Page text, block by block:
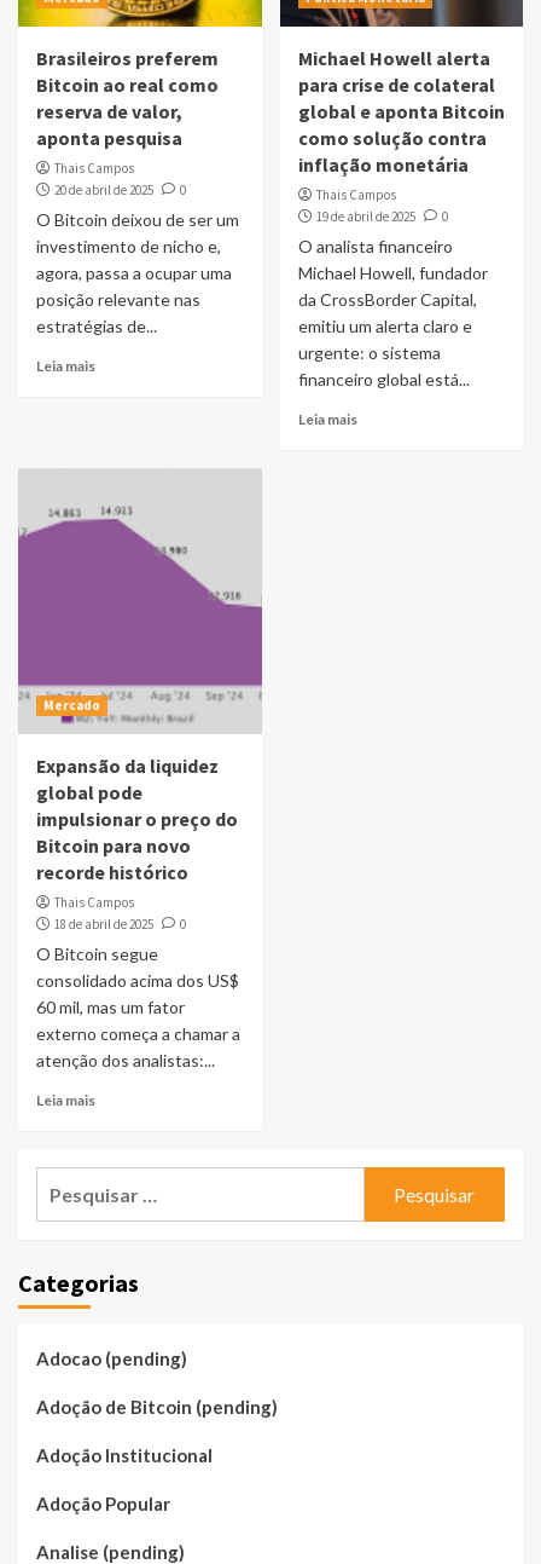
Brasileiros preferem
Bitcoin ao real como
reserva de valor,
aponta pesquisa
Thais Campos
20 de abril de 2025
0
O Bitcoin deixou de ser um
investimento de nicho e,
agora, passa a ocupar uma
posição relevante nas
estratégias de...
Leia mais
Michael Howell alerta
para crise de colateral
global e aponta Bitcoin
como solução contra
inflação monetária
Thais Campos
19 de abril de 2025
0
O analista financeiro
Michael Howell, fundador
da CrossBorder Capital,
emitiu um alerta claro e
urgente: o sistema
financeiro global está...
Leia mais
Mercado
Expansão da liquidez
global pode
impulsionar o preço do
Bitcoin para novo
recorde histórico
Thais Campos
18 de abril de 2025
0
O Bitcoin segue
consolidado acima dos US$
60 mil, mas um fator
externo começa a chamar a
atenção dos analistas:...
Leia mais
Categorias
Adocao (pending)
Adoção de Bitcoin (pending)
Adoção Institucional
Adoção Popular
Analise (pending)